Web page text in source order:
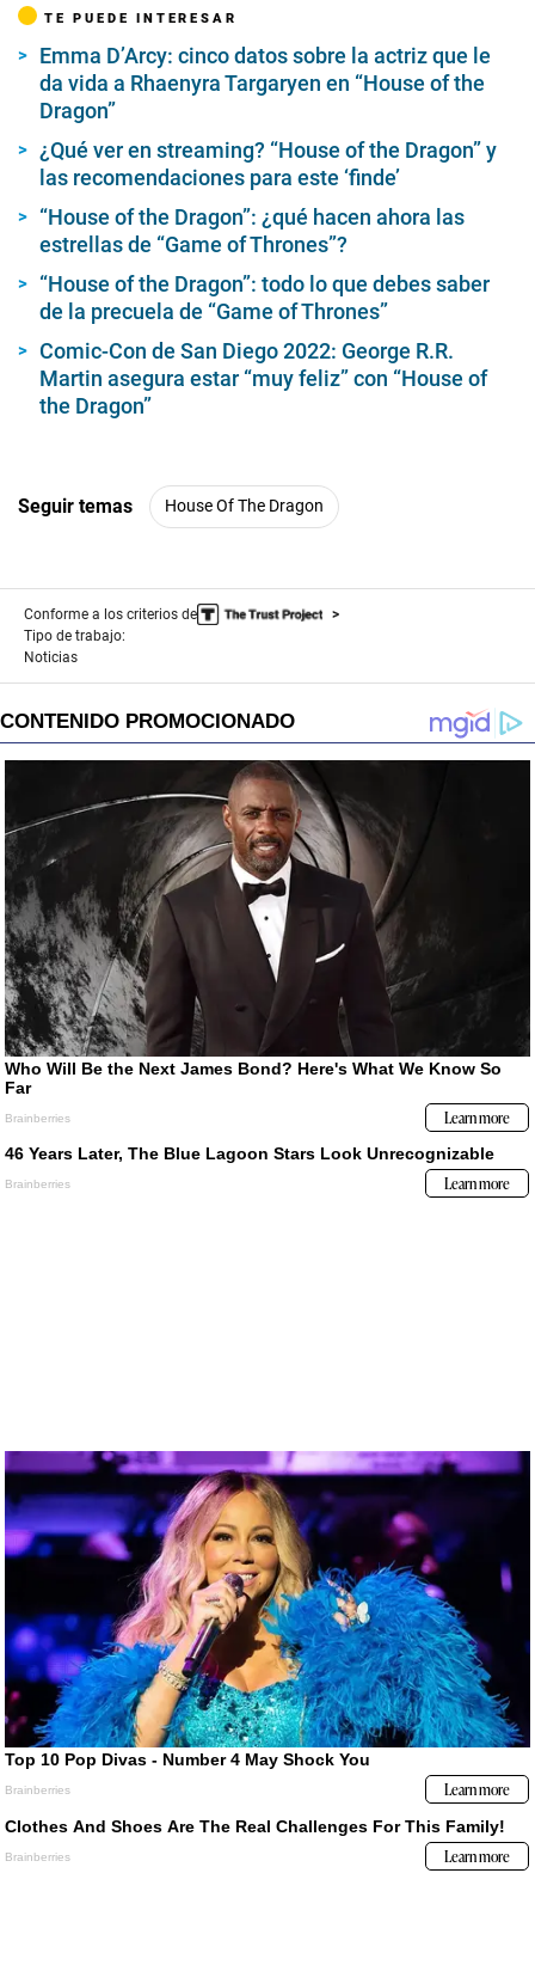
n
s
o
f
1
i
n
t
,
3
4
s
c
o
n
d
TE PUEDE INTERESAR
Emma D’Arcy: cinco datos sobre la actriz que le
da vida a Rhaenyra Targaryen en “House of the
Dragon”
¿Qué ver en streaming? “House of the Dragon” y
las recomendaciones para este ‘finde’
“House of the Dragon”: ¿qué hacen ahora las
estrellas de “Game of Thrones”?
“House of the Dragon”: todo lo que debes saber
de la precuela de “Game of Thrones”
Comic-Con de San Diego 2022: George R.R.
Martin asegura estar “muy feliz” con “House of
the Dragon”
Seguir temas House Of The Dragon
Conforme a los criterios de
Tipo de trabajo:
Noticias